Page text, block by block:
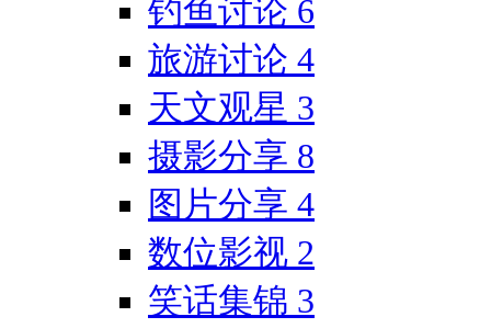
钓鱼讨论 6
旅游讨论 4
天文观星 3
摄影分享 8
图片分享 4
数位影视 2
笑话集锦 3